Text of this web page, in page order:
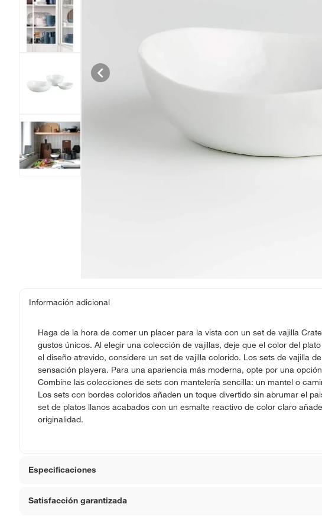
Información adicional
Haga de la hora de comer un placer para la vista con un set de vajilla
gustos únicos. Al elegir una colección de vajillas, deje que el color del
el diseño atrevido, considere un set de vajilla colorido. Los sets de vajilla
sensación playera. Para una apariencia más moderna, opte por una
Combíne las colecciones de sets con mantelería sencilla: un mantel o
Los sets con bordes coloridos añaden un toque divertido sin abrumar el
set de platos llanos acabados con un esmalte reactivo de color claro
originalidad.
Especificaciones
Hecho en
Satisfacción garantizada